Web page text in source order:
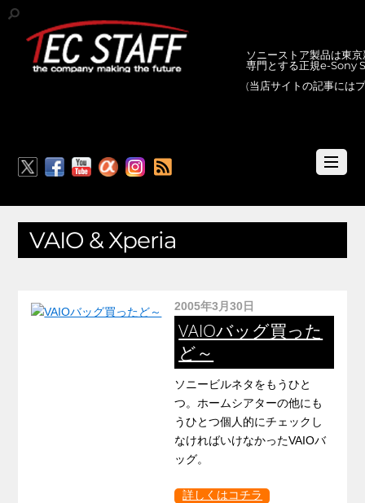
ソニーストア製品は東
専門とする正規e-Sony
(当店サイトの記事には
VAIO & Xperia
2005年3月30日
VAIOバッグ買った
ど～
ソニービルネタをもうひと
つ。ホームシアターの他にも
うひとつ個人的にチェックし
なければいけなかったVAIOバ
ッグ。
詳しくはコチラ